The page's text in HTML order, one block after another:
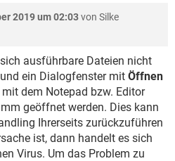
TIKTOK
TIKTOK
HARDWARE
STREAMING
INSTAGRAM
TIKTOK
HARDWARE
STREAMING
IOS
INSTAGRAM
TIKTOK
HARDWARE
2019 um 02:03von Silke
ausführbare Dateien nicht
ein Dialogfenster mit Öffnen
dem Notepad bzw. Editor
geöffnet werden. Dies kann
Ihrerseits zurückzuführen
ist, dann handelt es sich
Virus. Um das Problem zu